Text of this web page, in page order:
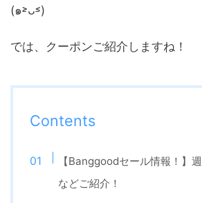
(๑˃̵ᴗ˂̵)
では、クーポンご紹介しますね！
Contents
【Banggoodセール情報！】
などご紹介！